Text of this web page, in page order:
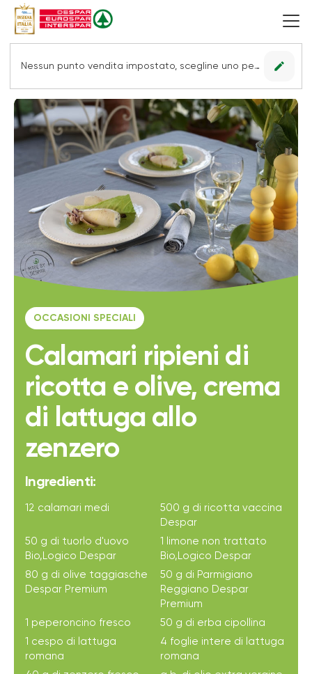
Nessun punto vendita impostato, scegline uno per vedere le offerte. edit
OCCASIONI SPECIALI
Calamari ripieni di
ricotta e olive, crema
di lattuga allo
zenzero
Ingredienti:
12 calamari medi
500 g di ricotta vaccina
Despar
50 g di tuorlo d'uovo
Bio,Logico Despar
1 limone non trattato
Bio,Logico Despar
80 g di olive taggiasche
Despar Premium
50 g di Parmigiano
Reggiano Despar
Premium
1 peperoncino fresco
50 g di erba cipollina
1 cespo di lattuga
romana
4 foglie intere di lattuga
romana